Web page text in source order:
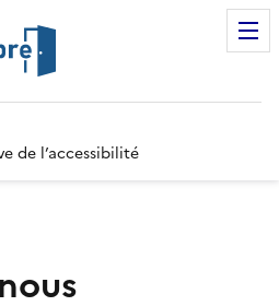
de l’accessibilité